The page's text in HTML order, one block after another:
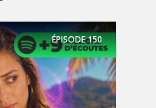
ÉPISODE150